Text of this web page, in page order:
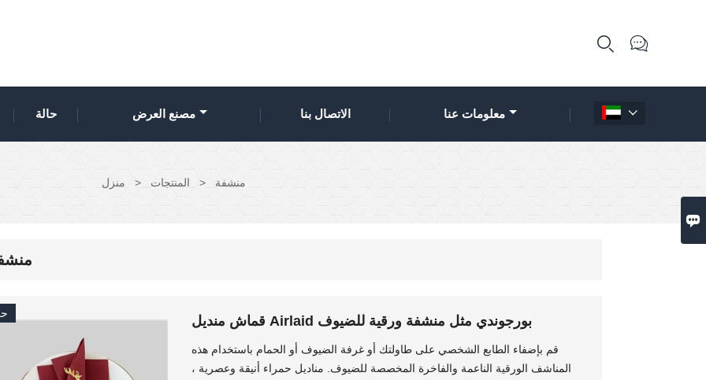

 
حالة مصنع العرض الاتصال بنا معلومات عنا 
منزل > المنتجات > منشفة
قماش منديل Airlaid بورجوندي مثل منشفة ورقية للضيوف
قم بإضفاء الطابع الشخصي على طاولتك أو غرفة الضيوف أو الحمام باستخدام هذه
المناشف الورقية الناعمة والفاخرة المخصصة للضيوف. مناديل حمراء أنيقة وعصرية ،